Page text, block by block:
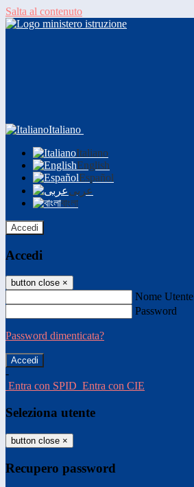
Salta al contenuto
Italiano
Italiano
English
Español
عربى
বাংলা
Accedi
Accedi
button close ×
Nome Utente
Password
Password dimenticata?
-
Entra con SPID Entra con CIE
Seleziona utente
button close ×
Recupero password